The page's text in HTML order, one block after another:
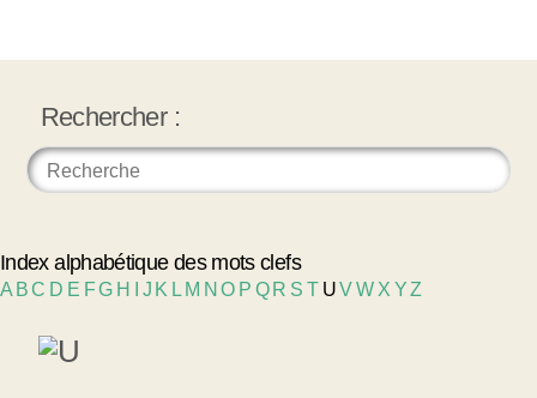
Rechercher :
Index alphabétique des mots clefs
A BC D E FG H J K L M NO P Q R S T UVW X YZ